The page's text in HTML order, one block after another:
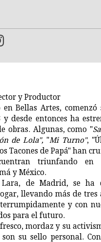
y Productor
en Bellas Artes,
y desde entonces ha
obras. Algunas, como "
de Lola","Mi Turno",
Tacones de Papá" han
triunfando en
y México.
de Madrid, se ha
llevando más de tres
y con
para el futuro.
mordaz y su
son su sello personal.